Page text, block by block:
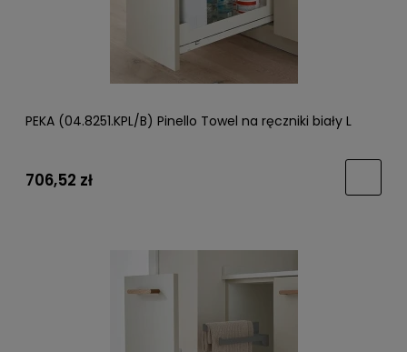
PEKA (04.8251.KPL/B) Pinello Towel na ręczniki biały L
706,52 zł